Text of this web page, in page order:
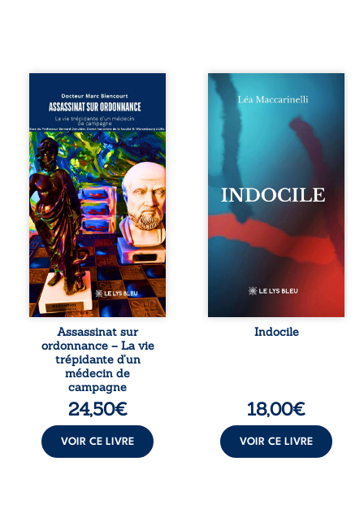
Assassinat sur
ordonnance – La
vie trépidante
d’un médecin de
campagne est la
réédition enrichie
et actualisée du
témoignage du
Docteur Marc
Biencourt, ancien
médecin de
famille, qui revient
sur son parcours
médical, syndical
et ordinal. Depuis
septembre 2013, il
raconte le long
combat qui l’a
conduit à être
écarté du corps
médical, malgré
une décision de
première instance
Assassinat sur
ordonnance – La vie
trépidante d’un
médecin de
campagne
24,50€
VOIR CE LIVRE
Quatre parties.
Quatre refus.
Quatre visages
d’une existence en
friction. Entre les
silences qu’on ne
déchiffre pas, les
amours qu’on
dérange, les corps
qu’on administre
et les liens qu’on
sabote, cet
ouvrage parle à
vivent trop fort,
trop vrai, trop tôt.
traversée. Une
langue nue. Une
Indocile
18,00€
VOIR CE LIVRE